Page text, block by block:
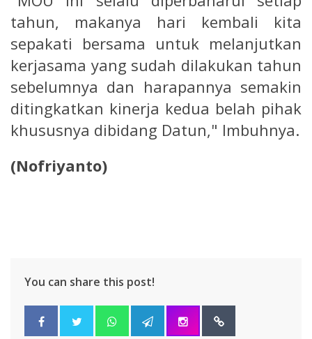
tahun, makanya hari kembali kita
sepakati bersama untuk melanjutkan
kerjasama yang sudah dilakukan tahun
sebelumnya dan harapannya semakin
ditingkatkan kinerja kedua belah pihak
khususnya dibidang Datun," Imbuhnya.
(Nofriyanto)
You can share this post!